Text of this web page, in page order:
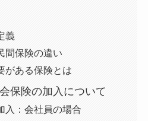
義
間保険の違い
がある保険とは
保険の加入について
入：会社員の場合